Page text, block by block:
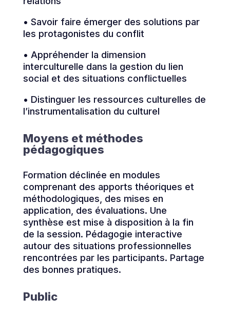
• Savoir faire émerger des solutions par
les protagonistes du conflit
• Appréhender la dimension
interculturelle dans la gestion du lien
social et des situations conflictuelles
• Distinguer les ressources culturelles de
l’instrumentalisation du culturel
Moyens et méthodes
pédagogiques
Formation déclinée en modules
comprenant des apports théoriques et
méthodologiques, des mises en
application, des évaluations. Une
synthèse est mise à disposition à la fin
de la session. Pédagogie interactive
autour des situations professionnelles
rencontrées par les participants. Partage
des bonnes pratiques.
Public